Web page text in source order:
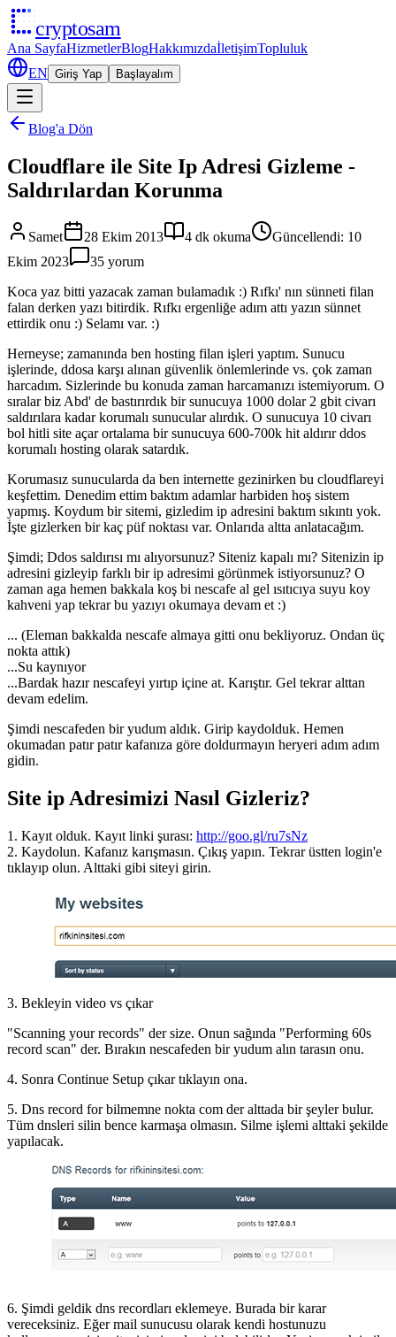
cryptosam
Ana SayfaHizmetlerBlogHakkımızdaİletişimTopluluk
EN Giriş Yap Başlayalım
Blog'a Dön
Cloudflare ile Site Ip Adresi Gizleme -
Saldırılardan Korunma
Samet 28 Ekim 2013 4 dk okuma Güncellendi: 10
Ekim 2023
35 yorum
Koca yaz bitti yazacak zaman bulamadık :) Rıfkı' nın sünneti filan
falan derken yazı bitirdik. Rıfkı ergenliğe adım attı yazın sünnet
ettirdik onu :) Selamı var. :)
Herneyse; zamanında ben hosting filan işleri yaptım. Sunucu
işlerinde, ddosa karşı alınan güvenlik önlemlerinde vs. çok zaman
harcadım. Sizlerinde bu konuda zaman harcamanızı istemiyorum. O
sıralar biz Abd' de bastırırdık bir sunucuya 1000 dolar 2 gbit civarı
saldırılara kadar korumalı sunucular alırdık. O sunucuya 10 civarı
bol hitli site açar ortalama bir sunucuya 600-700k hit aldırır ddos
korumalı hosting olarak satardık.
Korumasız sunucularda da ben internette gezinirken bu cloudflareyi
keşfettim. Denedim ettim baktım adamlar harbiden hoş sistem
yapmış. Koydum bir sitemi, gizledim ip adresini baktım sıkıntı yok.
İşte gizlerken bir kaç püf noktası var. Onlarıda altta anlatacağım.
Şimdi; Ddos saldırısı mı alıyorsunuz? Siteniz kapalı mı? Sitenizin ip
adresini gizleyip farklı bir ip adresimi görünmek istiyorsunuz? O
zaman aga hemen bakkala koş bi nescafe al gel ısıtıcıya suyu koy
kahveni yap tekrar bu yazıyı okumaya devam et :)
... (Eleman bakkalda nescafe almaya gitti onu bekliyoruz. Ondan üç
nokta attık)
...Su kaynıyor
...Bardak hazır nescafeyi yırtıp içine at. Karıştır. Gel tekrar alttan
devam edelim.
Şimdi nescafeden bir yudum aldık. Girip kaydolduk. Hemen
okumadan patır patır kafanıza göre doldurmayın heryeri adım adım
gidin.
Site ip Adresimizi Nasıl Gizleriz?
1. Kayıt olduk. Kayıt linki şurası: http://goo.gl/ru7sNz
2. Kaydolun. Kafanız karışmasın. Çıkış yapın. Tekrar üstten login'e
tıklayıp olun. Alttaki gibi siteyi girin.
3. Bekleyin video vs çıkar
"Scanning your records" der size. Onun sağında "Performing 60s
record scan" der. Bırakın nescafeden bir yudum alın tarasın onu.
4. Sonra Continue Setup çıkar tıklayın ona.
5. Dns record for bilmemne nokta com der alttada bir şeyler bulur.
Tüm dnsleri silin bence karmaşa olmasın. Silme işlemi alttaki şekilde
yapılacak.
6. Şimdi geldik dns recordları eklemeye. Burada bir karar
vereceksiniz. Eğer mail sunucusu olarak kendi hostunuzu